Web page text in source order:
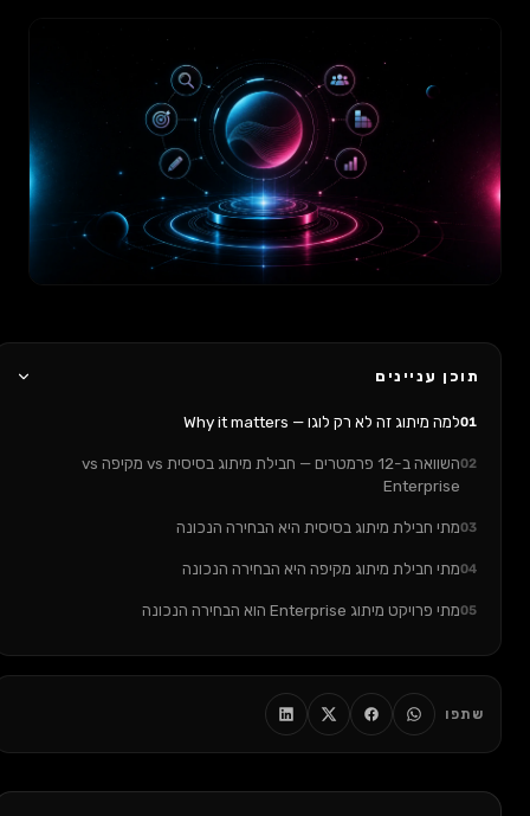
תוכן עניינים
01למה מיתוג זה לא רק לוגו — Why it matters
02
השוואה ב-12 פרמטרים — חבילת מיתוג בסיסית vs מקיפה vs
Enterprise
03מתי חבילת מיתוג בסיסית היא הבחירה הנכונה
04מתי חבילת מיתוג מקיפה היא הבחירה הנכונה
05מתי פרויקט מיתוג Enterprise הוא הבחירה הנכונה
5 דברים שצריך לדעת על מיתוג לעסק שלא מספרים לך
הטעות הכי נפוצה שאני רואה
שאלות נפוצות — FAQ
שתפו